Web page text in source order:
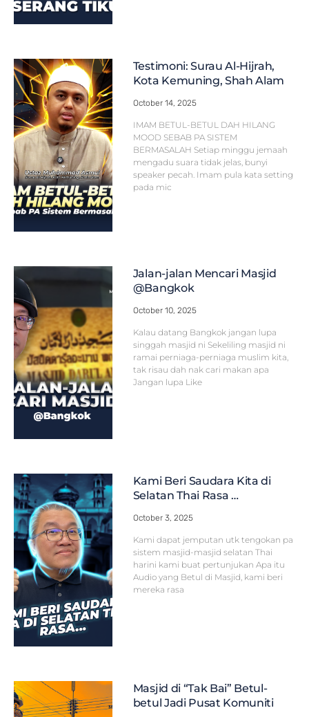
Testimoni: Surau Al-Hijrah,
Kota Kemuning, Shah Alam
October 14, 2025
IMAM BETUL-BETUL DAH HILANG
MOOD SEBAB PA SISTEM
BERMASALAH Setiap minggu jemaah
mengadu suara tidak jelas, bunyi
speaker pecah. Imam pula kata setting
pada mic
Jalan-jalan Mencari Masjid
@Bangkok
October 10, 2025
Kalau datang Bangkok jangan lupa
singgah masjid ni Sekeliling masjid ni
ramai perniaga-perniaga muslim kita,
tak risau dah nak cari makan apa
Jangan lupa Like
Kami Beri Saudara Kita di
Selatan Thai Rasa …
October 3, 2025
Kami dapat jemputan utk tengokan pa
sistem masjid-masjid selatan Thai
harini kami buat pertunjukan Apa itu
Audio yang Betul di Masjid, kami beri
mereka rasa
Masjid di “Tak Bai” Betul-
betul Jadi Pusat Komuniti